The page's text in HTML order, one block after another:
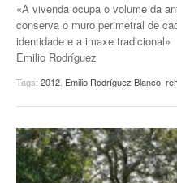
«A vivenda ocupa o volume da
conserva o muro perimetral de
identidade e a imaxe tradicional»
Emilio Rodríguez
Tags: 2012 Emilio Rodríguez Blanco